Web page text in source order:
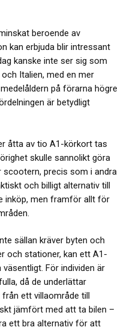
beroende av
kan erbjuda blir intressant
kanske inte ser sig som
Italien, med en mer
på förarna högre
är betydligt
åtta av tio A1-körkort tas
skulle sannolikt göra
precis som i andra
och billigt alternativ till
inköp, men framför allt för
sällan kräver byten och
och stationer, kan ett A1-
För individen är
då de underlättar
ett villaområde till
jämfört med att ta bilen –
ett bra alternativ för att